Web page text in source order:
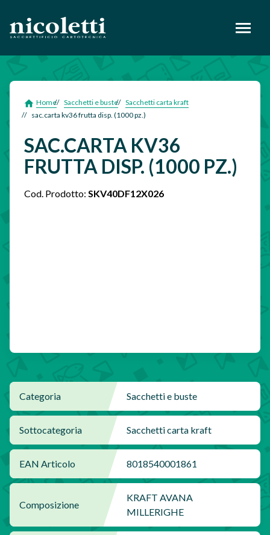
footer
Home Sacchetti e buste
Sacchetti carta kraft
sac.carta kv36 frutta disp. (1000 pz.)
SAC.CARTA KV36
FRUTTA DISP. (1000 PZ.)
Cod. Prodotto: SKV40DF12X026
Categoria Sacchetti e buste
Sottocategoria Sacchetti carta kraft
EAN Articolo 8018540001861
Composizione
KRAFT AVANA
MILLERIGHE